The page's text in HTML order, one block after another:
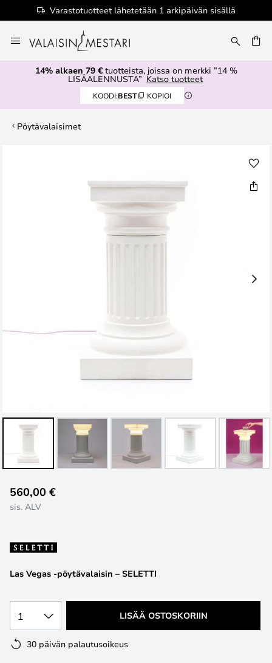
Varastotuotteet lähetetään 1 arkipäivän sisällä
to
Content
14% alkaen 79 €tuotteista, joissa on merkki ”14 %
LISÄALENNUSTA” Katso tuotteet
KOODI:BEST KOPIOI
Pöytävalaisimet
to
the
of
the
images
Las Vegas -pöytävalaisin – SELETTI
560,00 €
sis. ALV
1 LISÄÄ OSTOSKORIIN
30 päivän palautusoikeus